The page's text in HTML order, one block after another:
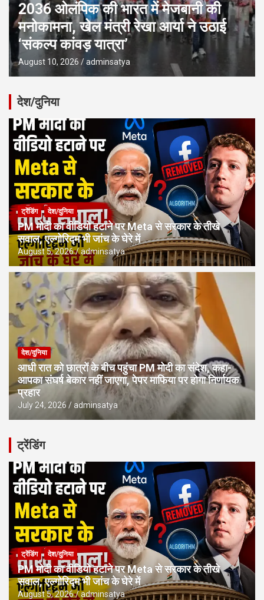
2036 ओलंपिक की भारत में मेजबानी की
मनोकामना, खेल मंत्री रेखा आर्या ने उठाई
‘संकल्प कांवड़ यात्रा’
August 10, 2026 adminsatya
देश/दुनिया
ट्रेंडिंग देश/दुनिया
PM मोदी का वीडियो हटाने पर Meta से सरकार के तीखे
सवाल, एल्गोरिद्म भी जांच के घेरे में
August 5, 2026 adminsatya
देश/दुनिया
आधी रात को छात्रों के बीच पहुंचा PM मोदी का संदेश, कहा-
आपका संघर्ष बेकार नहीं जाएगा, पेपर माफिया पर होगा निर्णायक
प्रहार
July 24, 2026 adminsatya
ट्रेंडिंग
ट्रेंडिंग देश/दुनिया
PM मोदी का वीडियो हटाने पर Meta से सरकार के तीखे
सवाल, एल्गोरिद्म भी जांच के घेरे में
August 5, 2026 adminsatya